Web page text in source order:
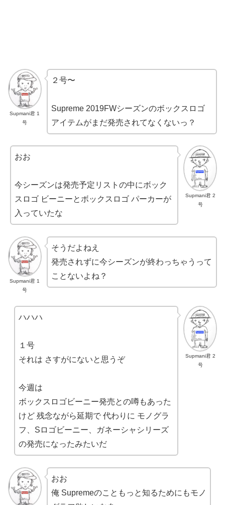
Supmani君 1
号
２号〜
Supreme 2019FWシーズンのボックスロゴ
アイテムがまだ発売されてなくないっ？
Supmani君 2
号
おお
今シーズンは発売予定リストの中にボック
スロゴ ビーニーとボックスロゴ パーカーが
入っていたな
Supmani君 1
号
そうだよねえ
発売されずに今シーズンが終わっちゃうって
ことないよね？
Supmani君 2
号
ハハハ
１号
それは さすがにないと思うぞ
今週は
ボックスロゴビーニー発売との噂もあった
けど 残念ながら延期で 代わりに モノグラ
フ、Sロゴビーニー、ガネーシャシリーズ
の発売になったみたいだ
おお
俺 Supremeのこともっと知るためにもモノ